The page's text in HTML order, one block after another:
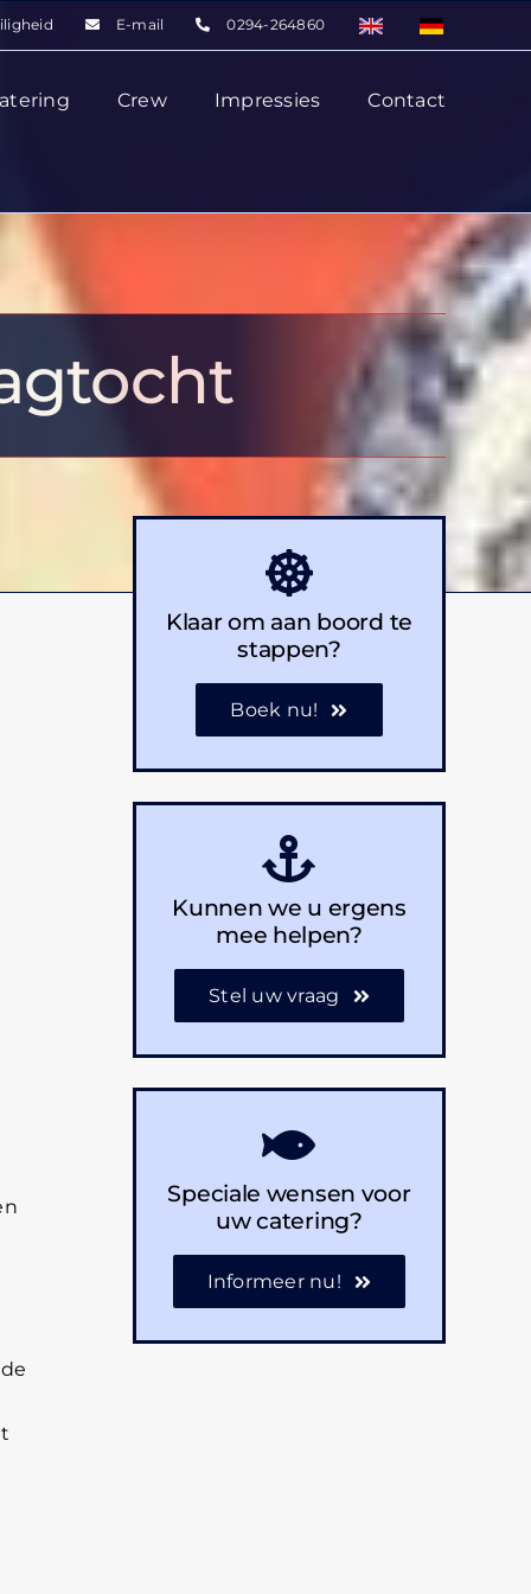
E-mail 0294-264860
Crew Impressies Contact
Klaar om aan boord te
stappen?
Boek nu!
Kunnen we u ergens
mee helpen?
Stel uw vraag
Speciale wensen voor
uw catering?
Informeer nu!